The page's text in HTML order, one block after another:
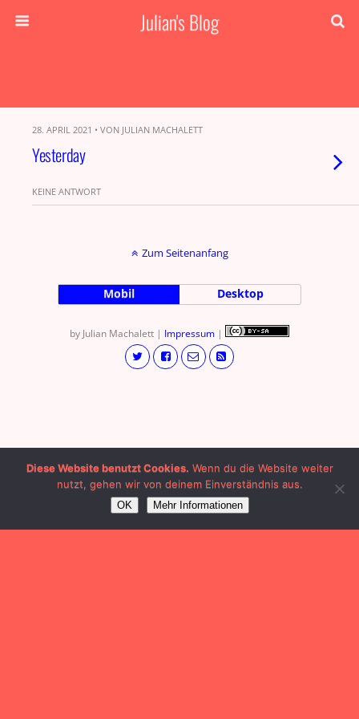
Julian's Blog
28. APRIL 2021 • VON JULIAN MACHALETT
Yesterday
KEINE ANTWORT
Zum Seitenanfang
Mobil Desktop
by Julian Machalett | Impressum |
Diese Website benutzt Cookies. Wenn du die Website weiter
nutzt, gehen wir von deinem Einverständnis aus.
OK Mehr Informationen